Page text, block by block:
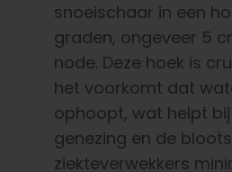
snoeischaar in een
graden, ongeveer 5
node. Deze hoek is
het voorkomt dat
ophoopt, wat helpt
genezing en de
ziekteverwekkers